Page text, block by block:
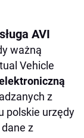
AVI
ważną
Vehicle
z
polskie urzędy
z